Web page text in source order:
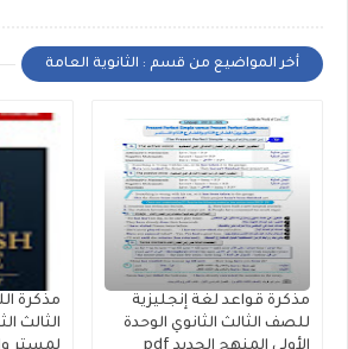
أخر المواضيع من قسم : الثانوية العامة
مذكرة قواعد لغة إنجليزية
للصف الثالث الثانوي الوحدة
مذكرة
الثالث